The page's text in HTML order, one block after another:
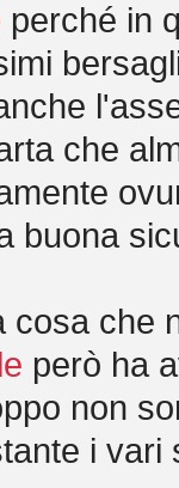
perché in
che
buona
cosa che
però ha
non
i vari